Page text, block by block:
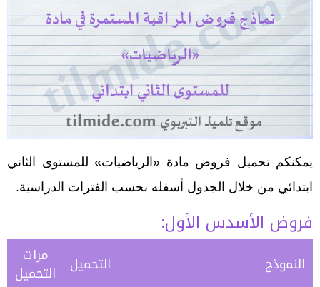
يمكنكم تحميل فروض مادة «الرياضيات» للمستوى الثاني
ابتدائي من خلال الجدول أسفله بحسب الفترات الدراسية.
فروض الأسدس الأول:
النموذج التحميل مرات
التحميل